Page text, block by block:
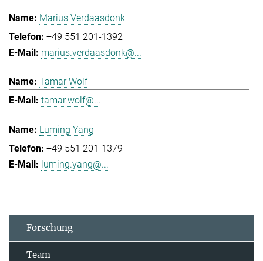
Marius Verdaasdonk
+49 551 201-1392
marius.verdaasdonk@...
Tamar Wolf
tamar.wolf@...
Luming Yang
+49 551 201-1379
luming.yang@...
Forschung
Team